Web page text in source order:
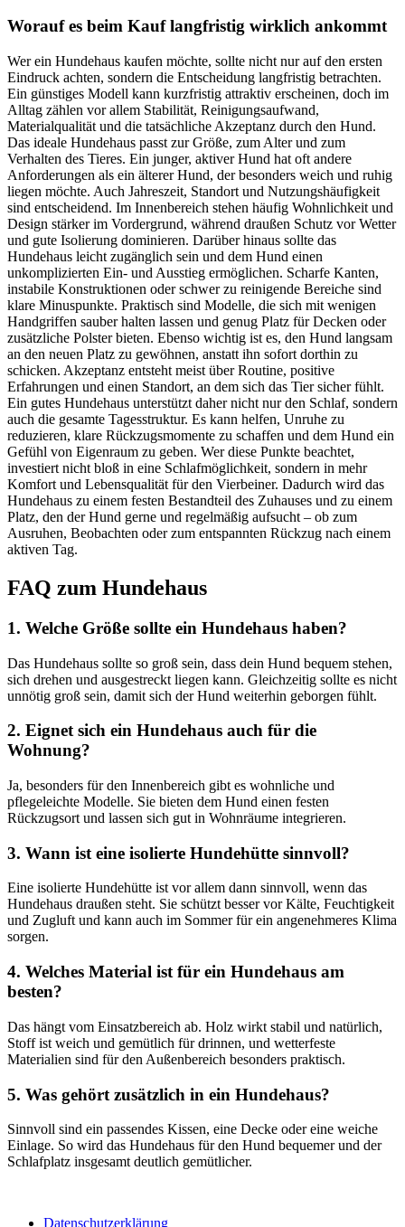
Worauf es beim Kauf langfristig wirklich ankommt
Wer ein Hundehaus kaufen möchte, sollte nicht nur auf den ersten
Eindruck achten, sondern die Entscheidung langfristig betrachten.
Ein günstiges Modell kann kurzfristig attraktiv erscheinen, doch im
Alltag zählen vor allem Stabilität, Reinigungsaufwand,
Materialqualität und die tatsächliche Akzeptanz durch den Hund.
Das ideale Hundehaus passt zur Größe, zum Alter und zum
Verhalten des Tieres. Ein junger, aktiver Hund hat oft andere
Anforderungen als ein älterer Hund, der besonders weich und ruhig
liegen möchte. Auch Jahreszeit, Standort und Nutzungshäufigkeit
sind entscheidend. Im Innenbereich stehen häufig Wohnlichkeit und
Design stärker im Vordergrund, während draußen Schutz vor Wetter
und gute Isolierung dominieren. Darüber hinaus sollte das
Hundehaus leicht zugänglich sein und dem Hund einen
unkomplizierten Ein- und Ausstieg ermöglichen. Scharfe Kanten,
instabile Konstruktionen oder schwer zu reinigende Bereiche sind
klare Minuspunkte. Praktisch sind Modelle, die sich mit wenigen
Handgriffen sauber halten lassen und genug Platz für Decken oder
zusätzliche Polster bieten. Ebenso wichtig ist es, den Hund langsam
an den neuen Platz zu gewöhnen, anstatt ihn sofort dorthin zu
schicken. Akzeptanz entsteht meist über Routine, positive
Erfahrungen und einen Standort, an dem sich das Tier sicher fühlt.
Ein gutes Hundehaus unterstützt daher nicht nur den Schlaf, sondern
auch die gesamte Tagesstruktur. Es kann helfen, Unruhe zu
reduzieren, klare Rückzugsmomente zu schaffen und dem Hund ein
Gefühl von Eigenraum zu geben. Wer diese Punkte beachtet,
investiert nicht bloß in eine Schlafmöglichkeit, sondern in mehr
Komfort und Lebensqualität für den Vierbeiner. Dadurch wird das
Hundehaus zu einem festen Bestandteil des Zuhauses und zu einem
Platz, den der Hund gerne und regelmäßig aufsucht – ob zum
Ausruhen, Beobachten oder zum entspannten Rückzug nach einem
aktiven Tag.
FAQ zum Hundehaus
1. Welche Größe sollte ein Hundehaus haben?
Das Hundehaus sollte so groß sein, dass dein Hund bequem stehen,
sich drehen und ausgestreckt liegen kann. Gleichzeitig sollte es nicht
unnötig groß sein, damit sich der Hund weiterhin geborgen fühlt.
2. Eignet sich ein Hundehaus auch für die
Wohnung?
Ja, besonders für den Innenbereich gibt es wohnliche und
pflegeleichte Modelle. Sie bieten dem Hund einen festen
Rückzugsort und lassen sich gut in Wohnräume integrieren.
3. Wann ist eine isolierte Hundehütte sinnvoll?
Eine isolierte Hundehütte ist vor allem dann sinnvoll, wenn das
Hundehaus draußen steht. Sie schützt besser vor Kälte, Feuchtigkeit
und Zugluft und kann auch im Sommer für ein angenehmeres Klima
sorgen.
4. Welches Material ist für ein Hundehaus am
besten?
Das hängt vom Einsatzbereich ab. Holz wirkt stabil und natürlich,
Stoff ist weich und gemütlich für drinnen, und wetterfeste
Materialien sind für den Außenbereich besonders praktisch.
5. Was gehört zusätzlich in ein Hundehaus?
Sinnvoll sind ein passendes Kissen, eine Decke oder eine weiche
Einlage. So wird das Hundehaus für den Hund bequemer und der
Schlafplatz insgesamt deutlich gemütlicher.
Datenschutzerklärung